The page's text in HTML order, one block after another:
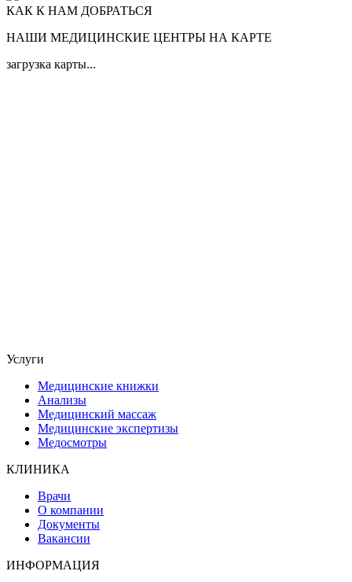
КАК К НАМ ДОБРАТЬСЯ
НАШИ МЕДИЦИНСКИЕ ЦЕНТРЫ НА КАРТЕ
загрузка карты...
Услуги
Медицинские книжки
Анализы
Медицинский массаж
Медицинские экспертизы
Медосмотры
КЛИНИКА
Врачи
О компании
Документы
Вакансии
ИНФОРМАЦИЯ